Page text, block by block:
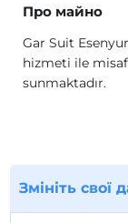
Про майно
Gar Suit
hizmeti ile
sunmaktadır.
Gar Suit
mutfak, bulaşık
Fi, dolap, havlu
bulunmaktadır.
Змініть свої